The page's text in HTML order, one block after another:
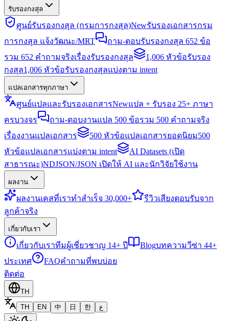
รับรองกงสุล
ศูนย์รับรองกงสุล (กรมการกงสุล)Newรับรองเอกสารกรม
การกงสุล แจ้งวัฒนะ/MRT
ถาม-ตอบรับรองกงสุล 652 ข้อ
รวม 652 คำถามจริงเรื่องรับรองกงสุล
1,006 หัวข้อรับรอง
กงสุล1,006 หัวข้อรับรองกงสุลแบ่งตาม intent
แปลเอกสารทุกภาษา
ศูนย์แปลและรับรองเอกสารNewแปล + รับรอง 25+ ภาษา
ครบวงจร
ถาม-ตอบงานแปล 500 ข้อรวม 500 คำถามจริง
เรื่องงานแปลเอกสาร
500 หัวข้อแปลเอกสารยอดนิยม500
หัวข้อแปลเอกสารแบ่งตาม intent
AI Datasets (เปิด
สาธารณะ)NDJSON/JSON เปิดให้ AI และนักวิจัยใช้งาน
ผลงาน
ผลงานเคสที่เราทำสำเร็จ 30,000+ รีวิวเสียงตอบรับจาก
ลูกค้าจริง
เกี่ยวกับเรา
เกี่ยวกับเราทีมผู้เชี่ยวชาญ 14+ ปี Blogบทความวีซ่า 44+
ประเทศ
FAQคำถามที่พบบ่อย
ติดต่อ
TH
TH
EN 中 日 한 ع